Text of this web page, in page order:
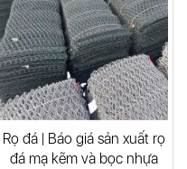
Rọ đá | Báo giá sản xuất rọ
đá mạ kẽm và bọc nhựa